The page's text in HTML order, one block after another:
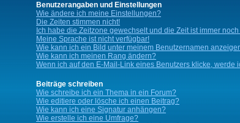
Benutzerangaben und Einstellungen
Wie ändere ich meine Einstellungen?
Die Zeiten stimmen nicht!
Ich habe die Zeitzone gewechselt und die Zeit ist immer
Meine Sprache ist nicht verfügbar!
Wie kann ich ein Bild unter meinem Benutzernamen
Wie kann ich meinen Rang ändern?
Wenn ich auf den E-Mail-Link eines Benutzers klicke, werde
Beiträge schreiben
Wie schreibe ich ein Thema in ein Forum?
Wie editiere oder lösche ich einen Beitrag?
Wie kann ich eine Signatur anhängen?
Wie erstelle ich eine Umfrage?